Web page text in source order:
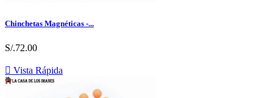
Chinchetas Magnéticas -...
S/.72.00
 Vista Rápida